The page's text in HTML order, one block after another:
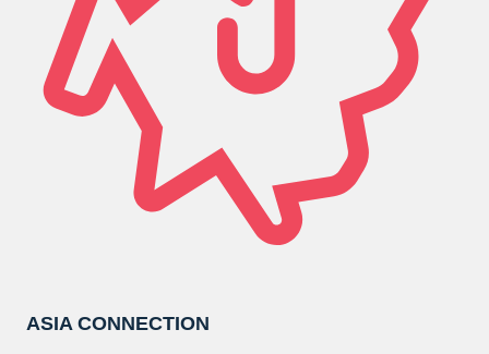
ASIA CONNECTION